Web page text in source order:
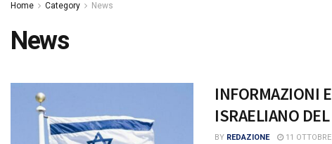
Home Category News
News
INFORMAZIONI
ISRAELIANO
BY REDAZIONE 11